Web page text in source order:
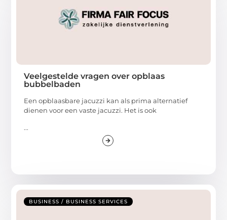
Veelgestelde vragen over opblaas
bubbelbaden
Een opblaasbare jacuzzi kan als prima alternatief
dienen voor een vaste jacuzzi. Het is ook
...
BUSINESS / BUSINESS SERVICES